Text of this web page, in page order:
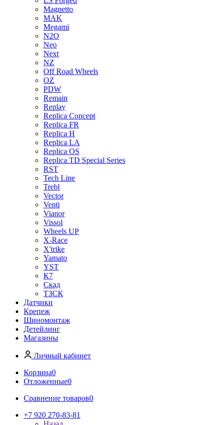
Magnetto
MAK
Megami
N2O
Neo
Next
NZ
Off Road Wheels
OZ
PDW
Remain
Replay
Replica Concept
Replica FR
Replica H
Replica LA
Replica OS
Replica TD Special Series
RST
Tech Line
Trebl
Vector
Venti
Vianor
Vissol
Wheels UP
X-Race
X'trike
Yamato
YST
К7
Скад
ТЗСК
Датчики
Крепеж
Шиномонтаж
Детейлинг
Магазины
Личный кабинет
Корзина0
Отложенные0
Сравнение товаров0
+7 920 270-83-81